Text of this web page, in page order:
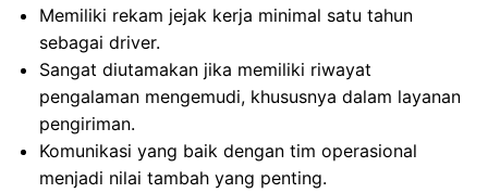
Memiliki rekam jejak kerja minimal satu tahun
sebagai driver.
Sangat diutamakan jika memiliki riwayat
pengalaman mengemudi, khususnya dalam layanan
pengiriman.
Komunikasi yang baik dengan tim operasional
menjadi nilai tambah yang penting.